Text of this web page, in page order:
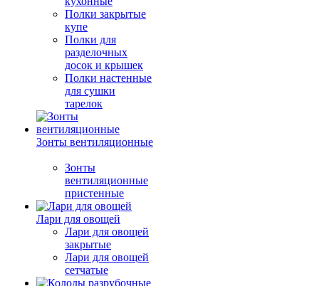
Полки закрытые
купе
Полки для
разделочных
досок и крышек
Полки настенные
для сушки
тарелок
Зонты вентиляционные
Зонты
вентиляционные
пристенные
Лари для овощей
Лари для овощей
закрытые
Лари для овощей
сетчатые